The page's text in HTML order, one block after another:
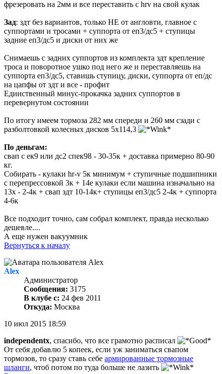
фрезеровать на 2мм и все переставить с hrv на свой кулак
Зад: здт без вариантов, только НЕ от англовти, главное с
суппортами и тросами + суппорта от еп3/дс5 + ступицы
задние еп3/дс5 и диски от них же
Снимаешь с задних суппортов из комплекта здт крепление
троса и поворотное ушко под него же и переставляешь на
суппорта еп3/дс5, ставишь ступицу, диски, суппорта от еп/дс
на цапфы от здт и все - профит
Единственный минус-прокачка задних суппортов в
перевернутом состоянии
По итогу имеем тормоза 282 мм спереди и 260 мм сзади с
разболтовкой колесных дисков 5х114,3
По деньгам:
свап с ек9 или дс2 спек98 - 30-35к + доставка примерно 80-90
кг.
Собирать - кулаки hr-v 5к минимум + ступичные подшипники
с перепрессовкой 3к + 14е кулаки если машина изначально на
13х - 2-4к + свап здт 10-14к+ ступицы еп3/дс5 2-4к + суппорта
4-6к
Все подходит точно, сам собрал комплект, правда несколько
дешевле....
А еще нужен вакуумник
Вернуться к началу
Alex
Администратор
Сообщения: 3175
В клубе с: 24 фев 2011
Откуда: Москва
10 июл 2015 18:59
independentx, спасибо, что все грамотно расписал
От себя добавлю 5 копеек, если уж заниматься свапом
тормозов, то сразу ставь себе армированные тормозные
шланги, чтоб потом по туда больше не лазить